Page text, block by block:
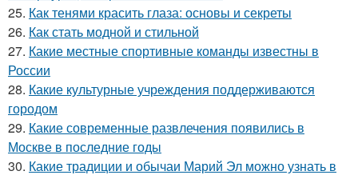
25. Как тенями красить глаза: основы и секреты
26. Как стать модной и стильной
27. Какие местные спортивные команды известны в
России
28. Какие культурные учреждения поддерживаются
городом
29. Какие современные развлечения появились в
Москве в последние годы
30. Какие традиции и обычаи Марий Эл можно узнать в